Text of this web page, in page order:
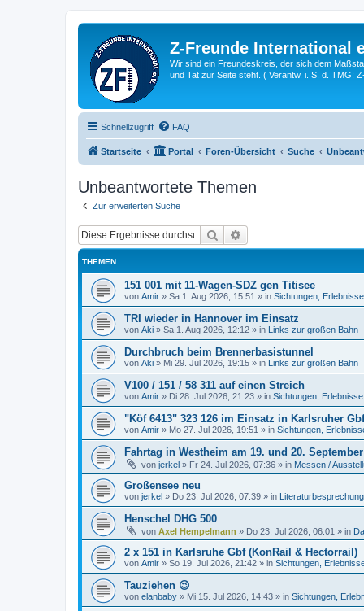
Z-Freunde International
Wir sind ein Freundeskreis, der sich dem
und Tat zur Seite steht. ( Verantw. i. S. d. TMG:
Schnellzugriff FAQ
Startseite Portal Foren-Übersicht Suche
Unbeantwortete Themen
Zur erweiterten Suche
Suche
THEMEN
151 001 mit 11-Wagen-SDZ gen Titisee
von Amir » Sa 1. Aug 2026, 15:51 » in Sichtungen,
TRI wieder in Hannover im Einsatz
von Aki » Sa 1. Aug 2026, 12:12 » in Links zur großen Bahn
Durchbruch beim Brennerbasistunnel
von Aki » Mi 29. Jul 2026, 19:15 » in Links zur großen Bahn
V100 / 151 / 58 311 auf einen Streich
von Amir » Di 28. Jul 2026, 21:23 » in Sichtungen,
"Köf 6413" 323 126 im Einsatz in Karlsruher Gbf
von Amir » Mo 27. Jul 2026, 19:51 » in Sichtungen,
Fahrtag in Westheim am 19. und 20. September
von jerkel » Fr 24. Jul 2026, 07:36 » in Messen /
Großensee neu
von jerkel » Do 23. Jul 2026, 07:39 » in
Henschel DHG 500
von Axel Hempelmann » Do 23. Jul 2026, 06:01 » in
2 x 151 in Karlsruhe Gbf (KonRail & Hectorrail)
von Amir » So 19. Jul 2026, 21:42 » in Sichtungen,
Tauziehen 😉
von elanbaby » Mi 15. Jul 2026, 14:43 » in Sichtungen,